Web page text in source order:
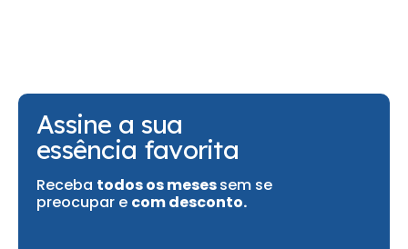
Assine a sua
essência favorita
Receba todos os mesessem se
preocupar e com desconto.